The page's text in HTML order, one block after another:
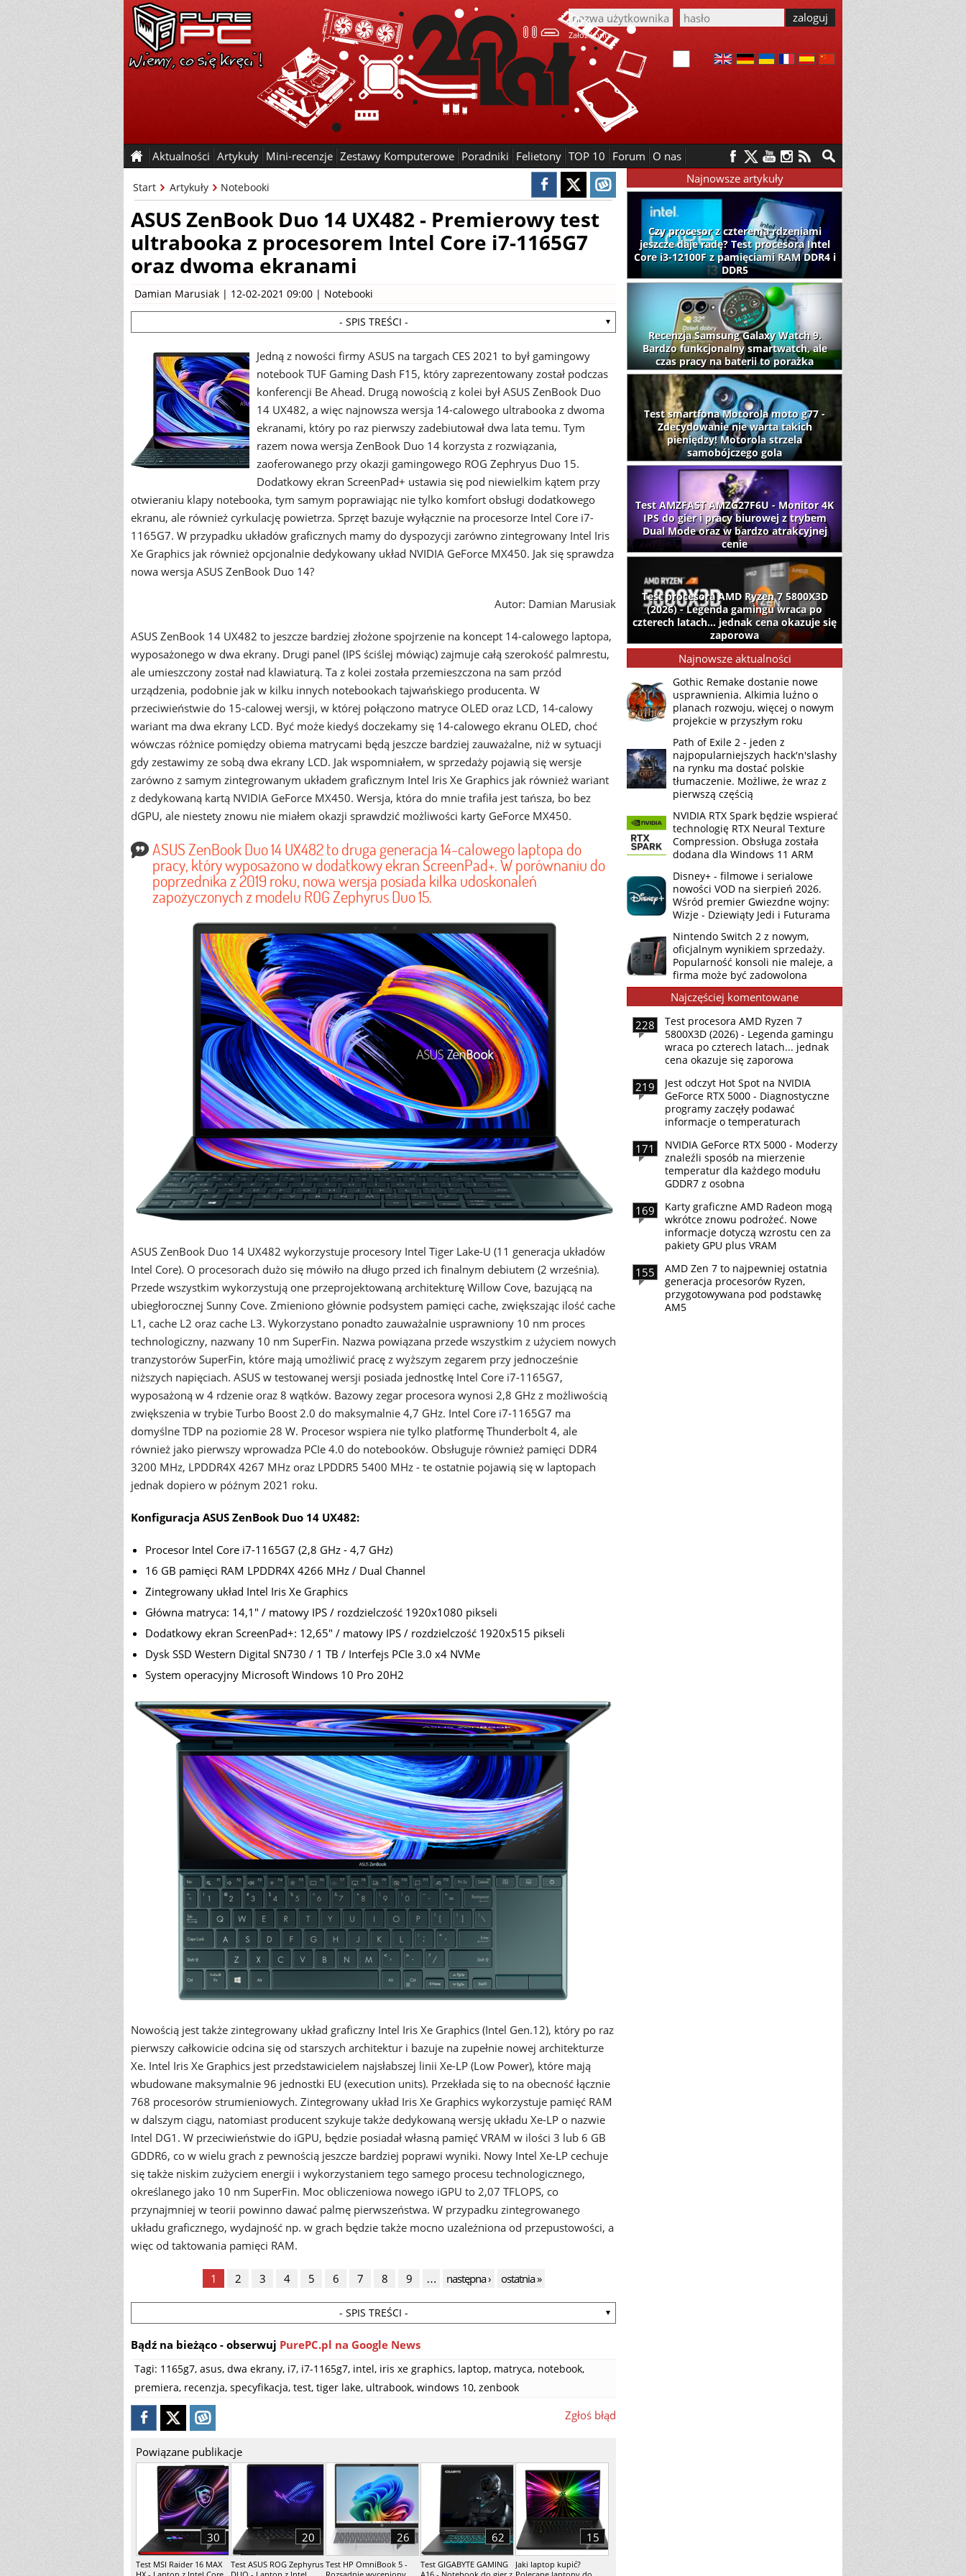
Załóż konto
Aktualności Artykuły Mini-recenzje Zestawy Komputerowe Poradniki Felietony TOP 10 Forum O nas
Start Artykuły Notebooki
ASUS ZenBook Duo 14 UX482 - Premierowy test
ultrabooka z procesorem Intel Core i7-1165G7
oraz dwoma ekranami
Damian Marusiak | 12-02-2021 09:00 | Notebooki
- SPIS TREŚCI -
Jedną z nowości firmy ASUS na targach CES 2021 to był gamingowy
notebook TUF Gaming Dash F15, który zaprezentowany został podczas
konferencji Be Ahead. Drugą nowością z kolei był ASUS ZenBook Duo
14 UX482, a więc najnowsza wersja 14-calowego ultrabooka z dwoma
ekranami, który po raz pierwszy zadebiutował dwa lata temu. Tym
razem nowa wersja ZenBook Duo 14 korzysta z rozwiązania,
zaoferowanego przy okazji gamingowego ROG Zephryus Duo 15.
Dodatkowy ekran ScreenPad+ ustawia się pod niewielkim kątem przy
otwieraniu klapy notebooka, tym samym poprawiając nie tylko komfort obsługi dodatkowego
ekranu, ale również cyrkulację powietrza. Sprzęt bazuje wyłącznie na procesorze Intel Core i7-
1165G7. W przypadku układów graficznych mamy do dyspozycji zarówno zintegrowany Intel Iris
Xe Graphics jak również opcjonalnie dedykowany układ NVIDIA GeForce MX450. Jak się sprawdza
nowa wersja ASUS ZenBook Duo 14?
Autor: Damian Marusiak
ASUS ZenBook 14 UX482 to jeszcze bardziej złożone spojrzenie na koncept 14-calowego laptopa,
wyposażonego w dwa ekrany. Drugi panel (IPS ściślej mówiąc) zajmuje całą szerokość palmrestu,
ale umieszczony został nad klawiaturą. Ta z kolei została przemieszczona na sam przód
urządzenia, podobnie jak w kilku innych notebookach tajwańskiego producenta. W
przeciwieństwie do 15-calowej wersji, w której połączono matryce OLED oraz LCD, 14-calowy
wariant ma dwa ekrany LCD. Być może kiedyś doczekamy się 14-calowego ekranu OLED, choć
wówczas różnice pomiędzy obiema matrycami będą jeszcze bardziej zauważalne, niż w sytuacji
gdy zestawimy ze sobą dwa ekrany LCD. Jak wspomniałem, w sprzedaży pojawią się wersje
zarówno z samym zintegrowanym układem graficznym Intel Iris Xe Graphics jak również wariant
z dedykowaną kartą NVIDIA GeForce MX450. Wersja, która do mnie trafiła jest tańsza, bo bez
dGPU, ale niestety znowu nie miałem okazji sprawdzić możliwości karty GeForce MX450.
ASUS ZenBook Duo 14 UX482 to druga generacja 14-calowego laptopa do
pracy, który wyposażono w dodatkowy ekran ScreenPad+. W porównaniu do
poprzednika z 2019 roku, nowa wersja posiada kilka udoskonaleń
zapożyczonych z modelu ROG Zephyrus Duo 15.
ASUS ZenBook Duo 14 UX482 wykorzystuje procesory Intel Tiger Lake-U (11 generacja układów
Intel Core). O procesorach dużo się mówiło na długo przed ich finalnym debiutem (2 września).
Przede wszystkim wykorzystują one przeprojektowaną architekturę Willow Cove, bazującą na
ubiegłorocznej Sunny Cove. Zmieniono głównie podsystem pamięci cache, zwiększając ilość cache
L1, cache L2 oraz cache L3. Wykorzystano ponadto zauważalnie usprawniony 10 nm proces
technologiczny, nazwany 10 nm SuperFin. Nazwa powiązana przede wszystkim z użyciem nowych
tranzystorów SuperFin, które mają umożliwić pracę z wyższym zegarem przy jednocześnie
niższych napięciach. ASUS w testowanej wersji posiada jednostkę Intel Core i7-1165G7,
wyposażoną w 4 rdzenie oraz 8 wątków. Bazowy zegar procesora wynosi 2,8 GHz z możliwością
zwiększenia w trybie Turbo Boost 2.0 do maksymalnie 4,7 GHz. Intel Core i7-1165G7 ma
domyślne TDP na poziomie 28 W. Procesor wspiera nie tylko platformę Thunderbolt 4, ale
również jako pierwszy wprowadza PCIe 4.0 do notebooków. Obsługuje również pamięci DDR4
3200 MHz, LPDDR4X 4267 MHz oraz LPDDR5 5400 MHz - te ostatnie pojawią się w laptopach
jednak dopiero w późnym 2021 roku.
Konfiguracja ASUS ZenBook Duo 14 UX482:
Procesor Intel Core i7-1165G7 (2,8 GHz - 4,7 GHz)
16 GB pamięci RAM LPDDR4X 4266 MHz / Dual Channel
Zintegrowany układ Intel Iris Xe Graphics
Główna matryca: 14,1" / matowy IPS / rozdzielczość 1920x1080 pikseli
Dodatkowy ekran ScreenPad+: 12,65" / matowy IPS / rozdzielczość 1920x515 pikseli
Dysk SSD Western Digital SN730 / 1 TB / Interfejs PCIe 3.0 x4 NVMe
System operacyjny Microsoft Windows 10 Pro 20H2
Nowością jest także zintegrowany układ graficzny Intel Iris Xe Graphics (Intel Gen.12), który po raz
pierwszy całkowicie odcina się od starszych architektur i bazuje na zupełnie nowej architekturze
Xe. Intel Iris Xe Graphics jest przedstawicielem najsłabszej linii Xe-LP (Low Power), które mają
wbudowane maksymalnie 96 jednostki EU (execution units). Przekłada się to na obecność łącznie
768 procesorów strumieniowych. Zintegrowany układ Iris Xe Graphics wykorzystuje pamięć RAM
w dalszym ciągu, natomiast producent szykuje także dedykowaną wersję układu Xe-LP o nazwie
Intel DG1. W przeciwieństwie do iGPU, będzie posiadał własną pamięć VRAM w ilości 3 lub 6 GB
GDDR6, co w wielu grach z pewnością jeszcze bardziej poprawi wyniki. Nowy Intel Xe-LP cechuje
się także niskim zużyciem energii i wykorzystaniem tego samego procesu technologicznego,
określanego jako 10 nm SuperFin. Moc obliczeniowa nowego iGPU to 2,07 TFLOPS, co
przynajmniej w teorii powinno dawać palmę pierwszeństwa. W przypadku zintegrowanego
układu graficznego, wydajność np. w grach będzie także mocno uzależniona od przepustowości, a
więc od taktowania pamięci RAM.
1 2 3 4 5 6 7 8 9 … następna › ostatnia »
- SPIS TREŚCI -
Bądź na bieżąco - obserwuj PurePC.pl na Google News
Tagi: 1165g7, asus, dwa ekrany, i7, i7-1165g7, intel, iris xe graphics, laptop, matryca, notebook,
premiera, recenzja, specyfikacja, test, tiger lake, ultrabook, windows 10, zenbook
Zgłoś błąd
Powiązane publikacje
Test MSI Raider 16 MAX
30
Test ASUS ROG Zephyrus
20
Test HP OmniBook 5 -
26
Test GIGABYTE GAMING
62
Jaki laptop kupić?
15
Najnowsze artykuły
Czy procesor z czterema rdzeniami
jeszcze daje radę? Test procesora Intel
Core i3-12100F z pamięciami RAM DDR4 i
DDR5
Recenzja Samsung Galaxy Watch 9.
Bardzo funkcjonalny smartwatch, ale
czas pracy na baterii to porażka
Test smartfona Motorola moto g77 -
Zdecydowanie nie warta takich
pieniędzy! Motorola strzela
samobójczego gola
Test AMZFAST AMZG27F6U - Monitor 4K
IPS do gier i pracy biurowej z trybem
Dual Mode oraz w bardzo atrakcyjnej
cenie
Test procesora AMD Ryzen 7 5800X3D
(2026) - Legenda gamingu wraca po
czterech latach... jednak cena okazuje się
zaporowa
Najnowsze aktualności
Gothic Remake dostanie nowe
usprawnienia. Alkimia luźno o
planach rozwoju, więcej o nowym
projekcie w przyszłym roku
Path of Exile 2 - jeden z
najpopularniejszych hack'n'slashy
na rynku ma dostać polskie
tłumaczenie. Możliwe, że wraz z
pierwszą częścią
NVIDIA RTX Spark będzie wspierać
technologię RTX Neural Texture
Compression. Obsługa została
dodana dla Windows 11 ARM
Disney+ - filmowe i serialowe
nowości VOD na sierpień 2026.
Wśród premier Gwiezdne wojny:
Wizje - Dziewiąty Jedi i Futurama
Nintendo Switch 2 z nowym,
oficjalnym wynikiem sprzedaży.
Popularność konsoli nie maleje, a
firma może być zadowolona
Najczęściej komentowane
228
Test procesora AMD Ryzen 7
5800X3D (2026) - Legenda gamingu
wraca po czterech latach... jednak
cena okazuje się zaporowa
219
Jest odczyt Hot Spot na NVIDIA
GeForce RTX 5000 - Diagnostyczne
programy zaczęły podawać
informacje o temperaturach
171
NVIDIA GeForce RTX 5000 - Moderzy
znaleźli sposób na mierzenie
temperatur dla każdego modułu
GDDR7 z osobna
169
Karty graficzne AMD Radeon mogą
wkrótce znowu podrożeć. Nowe
informacje dotyczą wzrostu cen za
pakiety GPU plus VRAM
155
AMD Zen 7 to najpewniej ostatnia
generacja procesorów Ryzen,
przygotowywana pod podstawkę
AM5